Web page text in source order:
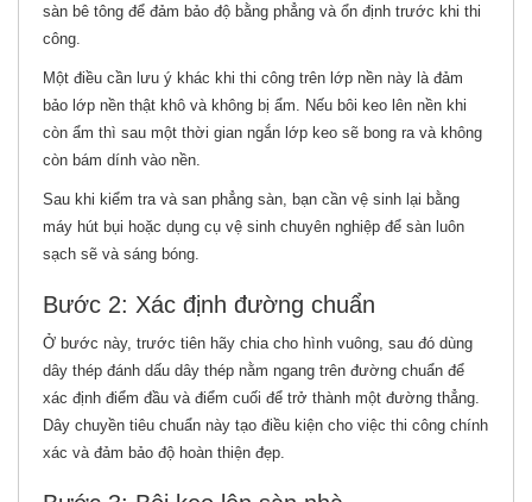
sàn bê tông để đảm bảo độ bằng phẳng và ổn định trước khi thi
công.
Một điều cần lưu ý khác khi thi công trên lớp nền này là đảm
bảo lớp nền thật khô và không bị ẩm. Nếu bôi keo lên nền khi
còn ẩm thì sau một thời gian ngắn lớp keo sẽ bong ra và không
còn bám dính vào nền.
Sau khi kiểm tra và san phẳng sàn, bạn cần vệ sinh lại bằng
máy hút bụi hoặc dụng cụ vệ sinh chuyên nghiệp để sàn luôn
sạch sẽ và sáng bóng.
Bước 2: Xác định đường chuẩn
Ở bước này, trước tiên hãy chia cho hình vuông, sau đó dùng
dây thép đánh dấu dây thép nằm ngang trên đường chuẩn để
xác định điểm đầu và điểm cuối để trở thành một đường thẳng.
Dây chuyền tiêu chuẩn này tạo điều kiện cho việc thi công chính
xác và đảm bảo độ hoàn thiện đẹp.